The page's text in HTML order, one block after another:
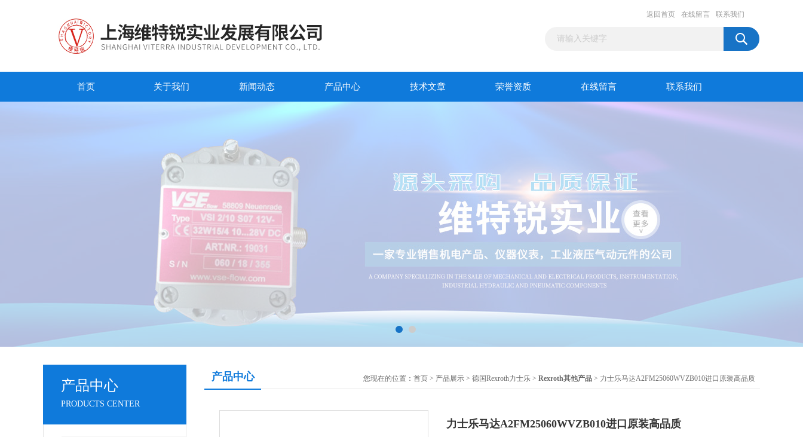
返回首页 在线留言 联系我们
首页 关于我们 新闻动态 产品中心 技术文章 荣誉资质 在线留言 联系我们
产品中心
PRODUCTS CENTER
产品中心 您现在的位置： 首页 > 产品展示 > 德国Rexroth力士乐 > Rexroth其他产品 > 力士乐马达A2FM25060WVZB010进口原装高品质
力士乐马达A2FM25060WVZB010进口原装高品质